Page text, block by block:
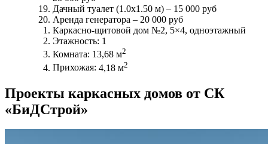
Дачный туалет (1.0х1.50 м) – 15 000 руб
Аренда генератора – 20 000 руб
Каркасно-щитовой дом №2, 5×4, одноэтажный
Этажность: 1
Комната: 13,68 м2
Прихожая: 4,18 м2
Проекты каркасных домов от СК
«БиДСтрой»